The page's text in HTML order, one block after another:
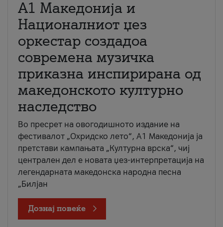
А1 Македонија и
Националниот џез
оркестар создадоа
современа музичка
приказна инспирирана од
македонското културно
наследство
Во пресрет на овогодишното издание на
фестивалот „Охридско лето“, А1 Македонија ја
претстави кампањата „Културна врска“, чиј
централен дел е новата џез-интерпретација на
легендарната македонска народна песна
„Билјан
Дознај повеќе